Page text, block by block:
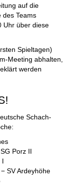
auf die
des Teams
Uhr über diese
Spieltagen)
Meeting abhalten,
werden
Schach-
Porz II
I
SV Ardeyhöhe